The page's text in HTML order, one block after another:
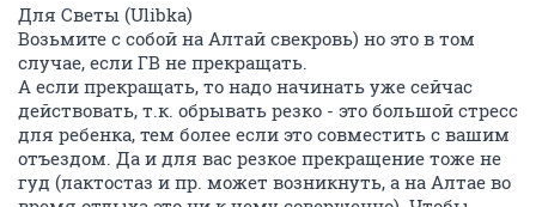
Для Светы (Ulibka)
Возьмите с собой на Алтай свекровь) но это в том
случае, если ГВ не прекращать.
А если прекращать, то надо начинать уже сейчас
действовать, т.к. обрывать резко - это большой стресс
для ребенка, тем более если это совместить с вашим
отъездом. Да и для вас резкое прекращение тоже не
гуд (лактостаз и пр. может возникнуть, а на Алтае во